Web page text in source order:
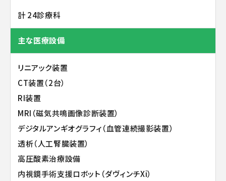
計 24診療科
主な医療設備
リニアック装置
CT装置（2台）
RI装置
MRI（磁気共鳴画像診断装置）
デジタルアンギオグラフィ（血管連続撮影装置）
透析（人工腎臓装置）
高圧酸素治療設備
内視鏡手術支援ロボット（ダヴィンチXi）